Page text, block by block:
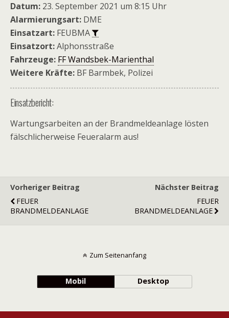
Datum: 23. September 2021 um 8:15 Uhr
Alarmierungsart: DME
Einsatzart: FEUBMA
Einsatzort:Alphonsstraße
Fahrzeuge: FF Wandsbek-Marienthal
Weitere Kräfte: BF Barmbek, Polizei
Einsatzbericht:
Wartungsarbeiten an der Brandmeldeanlage lösten
fälschlicherweise Feueralarm aus!
Vorheriger Beitrag
FEUER
BRANDMELDEANLAGE
Nächster Beitrag
FEUER
BRANDMELDEANLAGE
Zum Seitenanfang
Mobil Desktop